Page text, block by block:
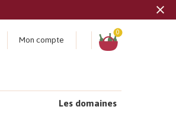
Mon compte
Panier
0
Les domaines